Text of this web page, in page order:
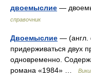
двоемыслие —
справочник
Двоемыслие — (англ.
придерживаться двух
одновременно.
романа «1984» …